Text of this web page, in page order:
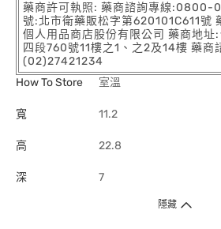
藥商許可執照: 藥商諮詢專線:0800-
號:北市衛藥販松字第620101C611號
個人用品商店股份有限公司 藥商地址
四段760號11樓之1、之2及14樓 藥商
(02)27421234
How To Store
室溫
寬 11.2
高 22.8
深 7
隱藏